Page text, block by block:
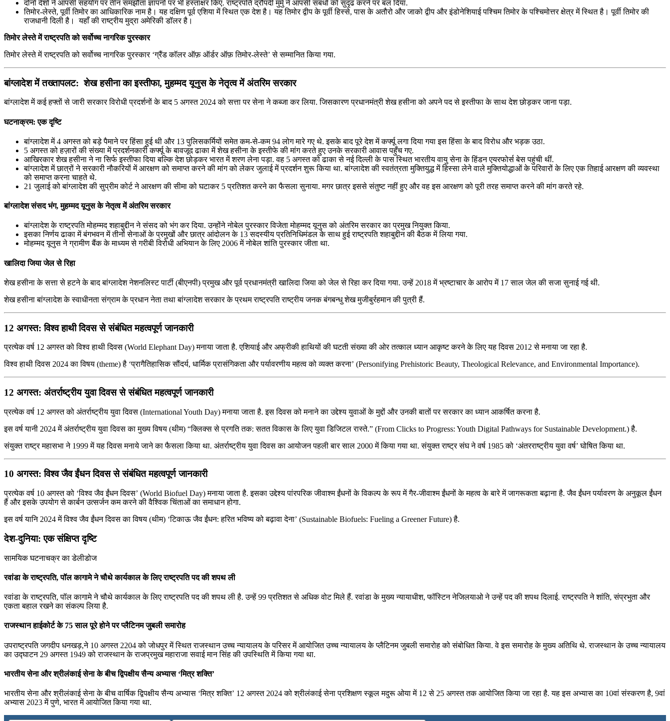
दोनों देशों ने आपसी सहयोग पर तीन समझौता ज्ञापनों पर भी हस्ताक्षर किए. राष्ट्रपति द्रौपदी मुर्मु ने आपसी संबंधों को सुदृढ करने पर बल दिया.
तिमोर-लेस्ते, पूर्वी तिमोर का आधिकारिक नाम है। यह दक्षिण पूर्व एशिया में स्थित एक देश है। यह तिमोर द्वीप के पूर्वी हिस्से, पास के अतौरो और जाको द्वीप और इंडोनेशियाई पश्चिम तिमोर के पश्चिमोत्तर क्षेत्र में स्थित है। पूर्वी तिमोर की
राजधानी दिली है। यहाँ की राष्ट्रीय मुद्रा अमेरिकी डॉलर है।
तिमोर लेस्ते में राष्‍ट्रपति को सर्वोच्च नागरिक पुरस्कार
तिमोर लेस्ते में राष्‍ट्रपति को सर्वोच्च नागरिक पुरस्कार ‘ग्रैंड कॉलर ऑफ़ ऑर्डर ऑफ़ तिमोर-लेस्ते’ से सम्मानित किया गया.
बांग्‍लादेश में तख्‍तापलट: शेख हसीना का इस्तीफा, मुहम्मद यूनुस के नेतृत्व में अंतरिम सरकार
बांग्लादेश में कई हफ्तों से जारी सरकार विरोधी प्रदर्शनों के बाद 5 अगस्त 2024 को सत्ता पर सेना ने कब्जा कर लिया. जिसकारण प्रधानमंत्री शेख हसीना को अपने पद से इस्तीफा के साथ देश छोड़कर जाना पड़ा.
घटनाक्रम: एक दृष्टि
बांग्लादेश में 4 अगस्त को बड़े पैमाने पर हिंसा हुई थी और 13 पुलिसकर्मियों समेत कम-से-कम 94 लोग मारे गए थे. इसके बाद पूरे देश में कर्फ्यू लगा दिया गया इस हिंसा के बाद विरोध और भड़क उठा.
5 अगस्त को हज़ारों की संख्या में प्रदर्शनकारी कर्फ्यू के बावजूद ढाका में शेख हसीना के इस्तीफे की मांग करते हुए उनके सरकारी आवास पहुँच गए.
आखिरकार शेख हसीना ने ना सिर्फ इस्तीफा दिया बल्कि देश छोड़कर भारत में शरण लेना पड़ा. वह 5 अगस्त को ढाका से नई दिल्ली के पास स्थित भारतीय वायु सेना के हिंडन एयरफोर्स बेस पहुंची थीं.
बांग्लादेश में छात्रों ने सरकारी नौकरियों में आरक्षण को समाप्त करने की मांग को लेकर जुलाई में प्रदर्शन शुरू किया था. बांग्लादेश की स्वतंत्रता मुक्तियुद्ध में हिस्सा लेने वाले मुक्तियोद्धाओं के परिवारों के लिए एक तिहाई आरक्षण की व्यवस्था
को समाप्त करना चाहते थे.
21 जुलाई को बांग्लादेश की सुप्रीम कोर्ट ने आरक्षण की सीमा को घटाकर 5 प्रतिशत करने का फैसला सुनाया. मगर छात्र इससे संतुष्ट नहीं हुए और वह इस आरक्षण को पूरी तरह समाप्त करने की मांग करते रहे.
बांग्लादेश संसद भंग, मुहम्मद यूनुस के नेतृत्व में अंतरिम सरकार
बांग्लादेश के राष्ट्रपति मोहम्मद शहाबुद्दीन ने संसद को भंग कर दिया. उन्होंने नोबेल पुरस्कार विजेता मोहम्मद यूनुस को अंतरिम सरकार का प्रमुख नियुक्त किया.
इसका निर्णय ढाका में बंगभवन में तीनों सेनाओं के प्रमुखों और छात्र आंदोलन के 13 सदस्यीय प्रतिनिधिमंडल के साथ हुई राष्ट्रपति शहाबुद्दीन की बैठक में लिया गया.
मोहम्‍मद यूनुस ने ग्रामीण बैंक के माध्यम से गरीबी विरोधी अभियान के लिए 2006 में नोबेल शांति पुरस्कार जीता था.
खालिदा जिया जेल से रिहा
शेख हसीना के सत्ता से हटने के बाद बांग्लादेश नेशनलिस्ट पार्टी (बीएनपी) प्रमुख और पूर्व प्रधानमंत्री खालिदा जिया को जेल से रिहा कर दिया गया. उन्हें 2018 में भ्रष्टाचार के आरोप में 17 साल जेल की सजा सुनाई गई थी.
शेख हसीना बांग्लादेश के स्वाधीनता संग्राम के प्रधान नेता तथा बांग्लादेश सरकार के प्रथम राष्ट्रपति राष्ट्रीय जनक बंगबन्धु शेख मुजीबुर्रहमान की पुत्री हैं.
12 अगस्त: विश्‍व हाथी दिवस से संबंधित महत्वपूर्ण जानकारी
प्रत्येक वर्ष 12 अगस्त को विश्‍व हाथी दिवस (World Elephant Day) मनाया जाता है. एशियाई और अफ्रीकी हाथियों की घटती संख्‍या की ओर तत्‍काल ध्‍यान आकृष्‍ट करने के लिए यह दिवस 2012 से मनाया जा रहा है.
विश्व हाथी दिवस 2024 का विषय (theme) है ‘प्रागैतिहासिक सौंदर्य, धार्मिक प्रासंगिकता और पर्यावरणीय महत्व को व्यक्त करना’ (Personifying Prehistoric Beauty, Theological Relevance, and Environmental Importance).
12 अगस्त: अंतर्राष्ट्रीय युवा दिवस से संबंधित महत्वपूर्ण जानकारी
प्रत्येक वर्ष 12 अगस्त को अंतर्राष्ट्रीय युवा दिवस (International Youth Day) मनाया जाता है. इस दिवस को मनाने का उद्देश्य युवाओं के मुद्दों और उनकी बातों पर सरकार का ध्यान आकर्षित करना है.
इस वर्ष यानी 2024 में अंतर्राष्ट्रीय युवा दिवस का मुख्य विषय (थीम) “क्लिक्स से प्रगति तक: सतत विकास के लिए युवा डिजिटल रास्ते.” (From Clicks to Progress: Youth Digital Pathways for Sustainable Development.) है.
संयुक्त राष्ट्र महासभा ने 1999 में यह दिवस मनाये जाने का फैसला किया था. अंतर्राष्ट्रीय युवा दिवस का आयोजन पहली बार साल 2000 में किया गया था. संयुक्त राष्ट्र संघ ने वर्ष 1985 को ‘अंतरराष्ट्रीय युवा वर्ष’ घोषित किया था.
10 अगस्त: विश्‍व जैव ईंधन दिवस से संबंधित महत्वपूर्ण जानकारी
प्रत्येक वर्ष 10 अगस्‍त को ‘विश्‍व जैव ईंधन दिवस’ (World Biofuel Day) मनाया जाता है. इसका उद्देश्‍य पांरपरिक जीवाश्‍म ईंधनों के विकल्‍प के रूप में गैर-जीवाश्‍म ईंधनों के महत्‍व के बारे में जागरूकता बढ़ाना है. जैव ईंधन पर्यावरण के अनुकूल ईंधन
हैं और इसके उपयोग से कार्बन उत्सर्जन कम करने की वैश्विक चिंताओं का समाधान होगा.
इस वर्ष यानि 2024 में विश्व जैव ईंधन दिवस का विषय (थीम) ‘टिकाऊ जैव ईंधन: हरित भविष्य को बढ़ावा देना’ (Sustainable Biofuels: Fueling a Greener Future) है.
देश-दुनिया: एक संक्षिप्त दृष्टि
सामयिक घटनाचक्र का डेलीडोज
रवांडा के राष्‍ट्रपति, पॉल कागामे ने चौथे कार्यकाल के लिए राष्‍ट्रपति पद की शपथ ली
रवांडा के राष्‍ट्रपति, पॉल कागामे ने चौथे कार्यकाल के लिए राष्‍ट्रपति पद की शपथ ली है. उन्‍हें 99 प्रतिशत से अधिक वोट मिले हैं. रवांडा के मुख्‍य न्‍यायाधीश, फॉस्‍टिन नेजिलयाओ ने उन्‍हें पद की शपथ दिलाई. राष्‍ट्रपति ने शांति, संप्रभुता और
एकता बहाल रखने का संकल्‍प लिया है.
राजस्थान हाईकोर्ट के 75 साल पूरे होने पर प्लैटिनम जुबली समारोह
उपराष्ट्रपति जगदीप धनखड़,ने 10 अगस्त 2204 को जोधपुर में स्थित राजस्थान उच्च न्यायालय के परिसर में आयोजित उच्च न्यायालय के प्लैटिनम जुबली समारोह को संबोधित किया. वे इस समारोह के मुख्य अतिथि थे. राजस्थान के उच्च न्यायालय
का उद्घाटन 29 अगस्त 1949 को राजस्थान के राजप्रमुख महाराजा सवाई मान सिंह की उपस्थिति में किया गया था.
भारतीय सेना और श्रीलंकाई सेना के बीच द्विपक्षीय सैन्य अभ्यास ‘मित्र शक्ति’
भारतीय सेना और श्रीलंकाई सेना के बीच वार्षिक द्विपक्षीय सैन्य अभ्यास ‘मित्र शक्ति’ 12 अगस्त 2024 को श्रीलंकाई सेना प्रशिक्षण स्कूल मदुरू ओया में 12 से 25 अगस्त तक आयोजित किया जा रहा है. यह इस अभ्यास का 10वां संस्करण है, 9वां
अभ्यास 2023 में पुणे, भारत में आयोजित किया गया था.